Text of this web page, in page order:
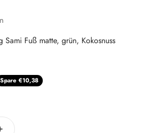
Sami Fuß matte, grün, Kokosnuss
Preis
Spare €10,38